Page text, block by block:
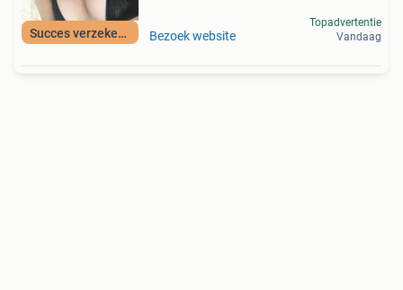
Succes verzekerd! Bezoek website
Topadvertentie
Vandaag